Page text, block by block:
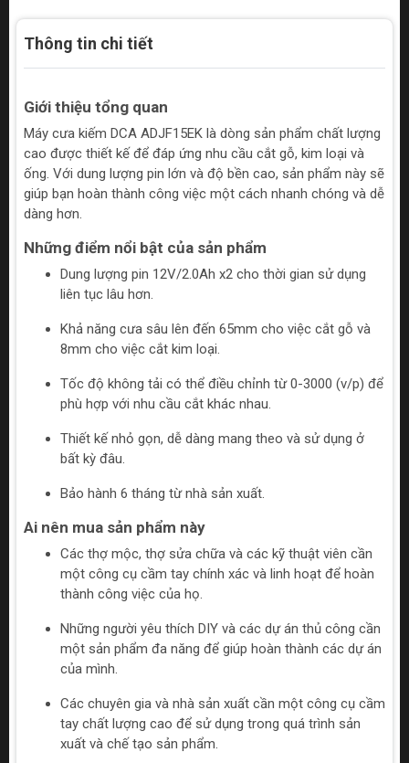
Thông tin chi tiết
Giới thiệu tổng quan
Máy cưa kiếm DCA ADJF15EK là dòng sản phẩm chất lượng
cao được thiết kế để đáp ứng nhu cầu cắt gỗ, kim loại và
ống. Với dung lượng pin lớn và độ bền cao, sản phẩm này sẽ
giúp bạn hoàn thành công việc một cách nhanh chóng và dễ
dàng hơn.
Những điểm nổi bật của sản phẩm
Dung lượng pin 12V/2.0Ah x2 cho thời gian sử dụng
liên tục lâu hơn.
Khả năng cưa sâu lên đến 65mm cho việc cắt gỗ và
8mm cho việc cắt kim loại.
Tốc độ không tải có thể điều chỉnh từ 0-3000 (v/p) để
phù hợp với nhu cầu cắt khác nhau.
Thiết kế nhỏ gọn, dễ dàng mang theo và sử dụng ở
bất kỳ đâu.
Bảo hành 6 tháng từ nhà sản xuất.
Ai nên mua sản phẩm này
Các thợ mộc, thợ sửa chữa và các kỹ thuật viên cần
một công cụ cầm tay chính xác và linh hoạt để hoàn
thành công việc của họ.
Những người yêu thích DIY và các dự án thủ công cần
một sản phẩm đa năng để giúp hoàn thành các dự án
của mình.
Các chuyên gia và nhà sản xuất cần một công cụ cầm
tay chất lượng cao để sử dụng trong quá trình sản
xuất và chế tạo sản phẩm.